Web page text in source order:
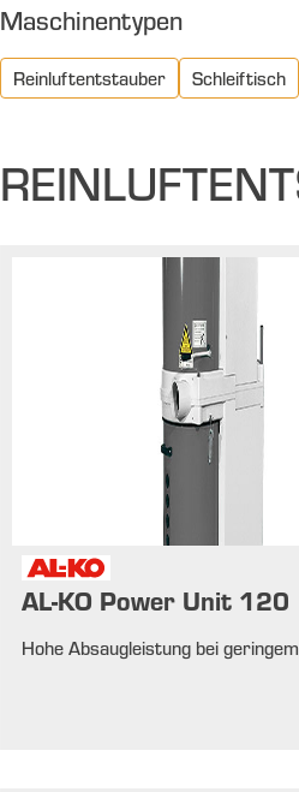
Maschinentypen
Reinluftentstauber Schleiftisch
AL-KO Power Unit 120
Hohe Absaugleistung bei